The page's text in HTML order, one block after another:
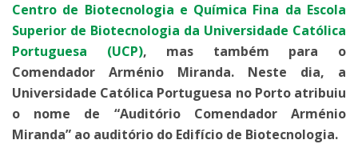
Centro de Biotecnologia e Química Fina da Escola
Superior de Biotecnologia da Universidade Católica
Portuguesa (UCP), mas também para o
Comendador Arménio Miranda. Neste dia, a
Universidade Católica Portuguesa no Porto atribuiu
o nome de “Auditório Comendador Arménio
Miranda” ao auditório do Edifício de Biotecnologia.